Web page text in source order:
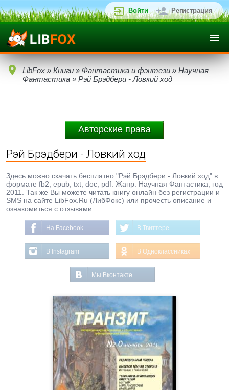
Войти Регистрация
LibFox » Книги » Фантастика и фэнтези » Научная
Фантастика » Рэй Брэдбери - Ловкий ход
Авторские права
Рэй Брэдбери - Ловкий ход
Здесь можно скачать бесплатно "Рэй Брэдбери - Ловкий ход" в
формате fb2, epub, txt, doc, pdf. Жанр: Научная Фантастика, год
2011. Так же Вы можете читать книгу онлайн без регистрации и
SMS на сайте LibFox.Ru (ЛибФокс) или прочесть описание и
ознакомиться с отзывами.
На Facebook В Твиттере
В Instagram В Одноклассниках
Мы Вконтакте